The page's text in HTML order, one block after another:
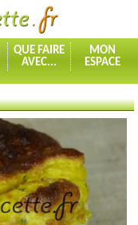
QUE FAIRE
AVEC...
MON
ESPACE